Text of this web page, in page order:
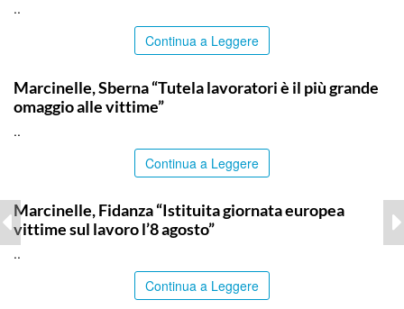
..
Continua a Leggere
Marcinelle, Sberna “Tutela lavoratori è il più grande
omaggio alle vittime”
..
Continua a Leggere
Marcinelle, Fidanza “Istituita giornata europea
vittime sul lavoro l’8 agosto”
..
Continua a Leggere